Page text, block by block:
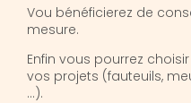
Vou bénéficierez de
mesure.
Enfin vous pourrez
vos projets (fauteuils,
...).